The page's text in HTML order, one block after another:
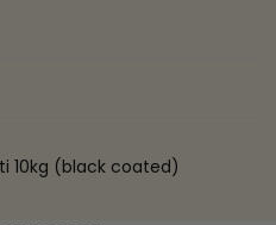
10kg (black coated)